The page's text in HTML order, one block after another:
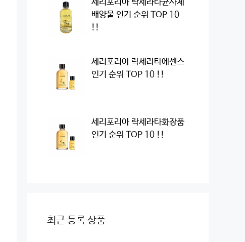
세리포리아 락세라타균사체
배양물 인기 순위 TOP 10
!!
세리포리아 락세라타에센스
인기 순위 TOP 10 !!
세리포리아 락세라타화장품
인기 순위 TOP 10 !!
최근 등록 상품